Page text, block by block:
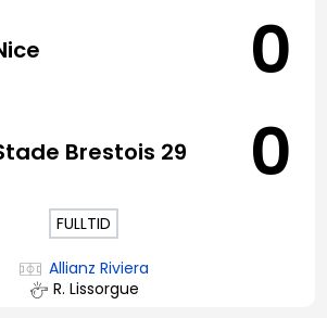
0
Brestois 29 0
FULLTID
Allianz Riviera
R. Lissorgue